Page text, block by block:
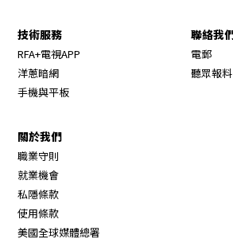
技術服務
RFA+電視APP
洋蔥暗網
手機與平板
聯絡我
電郵
聽眾報料
關於我們
職業守則
就業機會
私隱條款
使用條款
美國全球媒體總署